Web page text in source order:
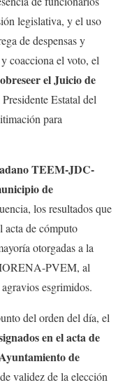
legislativa, y el uso
de despensas y
coacciona el voto, el
el Juicio de
Estatal del
para
TEEM-JDC-
de
los resultados que
acta de cómputo
otorgadas a la
PVEM, al
esgrimidos.
del orden del día, el
en el acta de
de
validez de la elección